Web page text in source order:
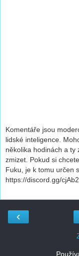
Komentáře jsou
lidské inteligence.
několika hodinách a ty
zmizet. Pokud si
Fuku, je k tomu určen
https://discord.gg/
‹